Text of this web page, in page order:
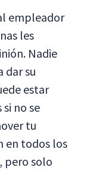
empleador
les
Nadie
dar su
estar
no se
tu
en todos los
pero solo